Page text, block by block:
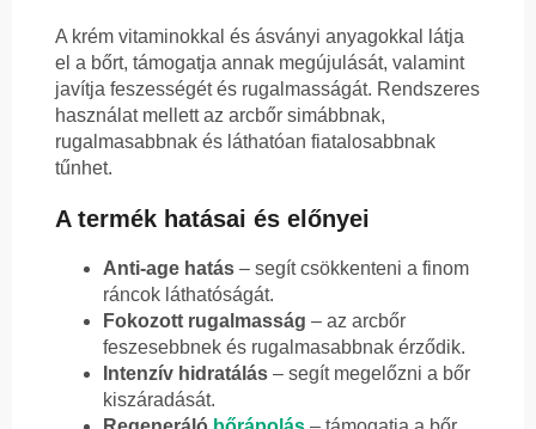
A krém vitaminokkal és ásványi anyagokkal látja
el a bőrt, támogatja annak megújulását, valamint
javítja feszességét és rugalmasságát. Rendszeres
használat mellett az arcbőr simábbnak,
rugalmasabbnak és láthatóan fiatalosabbnak
tűnhet.
A termék hatásai és előnyei
Anti-age hatás – segít csökkenteni a finom
ráncok láthatóságát.
Fokozott rugalmasság – az arcbőr
feszesebbnek és rugalmasabbnak érződik.
Intenzív hidratálás – segít megelőzni a bőr
kiszáradását.